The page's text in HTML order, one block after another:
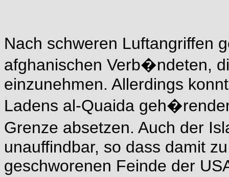
Nach schweren Luftangriffen
afghanischen Verb�ndeten,
einzunehmen. Allerdings
Ladens al-Quaida
Grenze absetzen. Auch der
unauffindbar, so dass damit
geschworenen Feinde der